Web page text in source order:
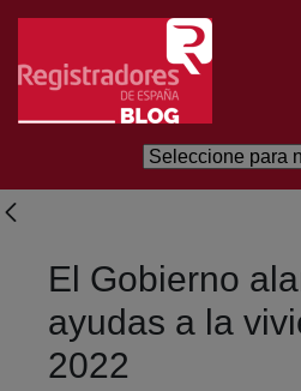
Skip to Main Content
El Gobierno
ayudas a la
2022